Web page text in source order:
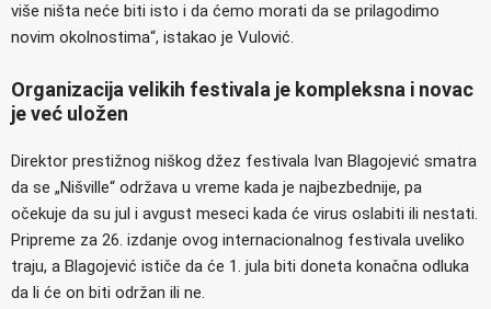
više ništa neće biti isto i da ćemo morati da se prilagodimo
novim okolnostima“, istakao je Vulović.
Organizacija velikih festivala je kompleksna i novac
je već uložen
Direktor prestižnog niškog džez festivala Ivan Blagojević smatra
da se „Nišville“ održava u vreme kada je najbezbednije, pa
očekuje da su jul i avgust meseci kada će virus oslabiti ili nestati.
Pripreme za 26. izdanje ovog internacionalnog festivala uveliko
traju, a Blagojević ističe da će 1. jula biti doneta konačna odluka
da li će on biti održan ili ne.